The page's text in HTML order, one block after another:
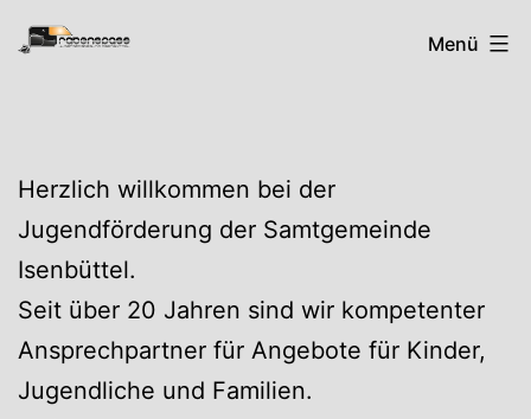
Zum
Inhalt
RabenspassMenü
Herzlich willkommen bei der
Jugendförderung der Samtgemeinde
Isenbüttel.
Seit über 20 Jahren sind wir kompetenter
Ansprechpartner für Angebote für Kinder,
Jugendliche und Familien.